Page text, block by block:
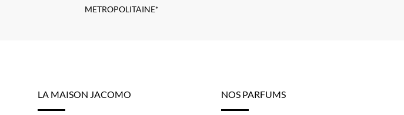
METROPOLITAINE*
LA MAISON JACOMO NOS PARFUMS